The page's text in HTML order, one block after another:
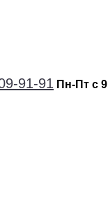
91-91 Пн-Пт с